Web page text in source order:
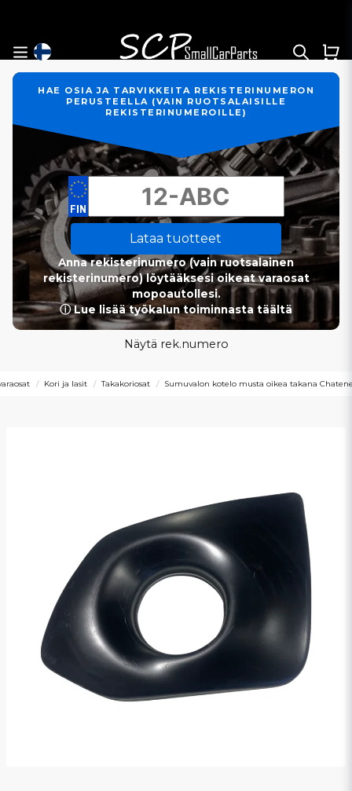
HAE OSIA JA TARVIKKEITA REKISTERINUMERON
PERUSTEELLA (VAIN RUOTSALAISILLE
REKISTERINUMEROILLE)
Lataa tuotteet
Anna rekisterinumero (vain ruotsalainen
rekisterinumero) löytääksesi oikeat varaosat
mopoautollesi.
ⓘ Lue lisää työkalun toiminnasta täältä
Näytä rek.numero
Kori ja lasit Takakoriosat Sumuvalon kotelo musta oikea takana